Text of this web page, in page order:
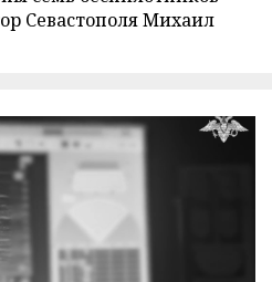
Севастополя Михаил